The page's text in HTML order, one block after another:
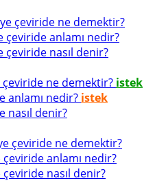
çeviride ne demektir?
anlamı nedir?
nasıl denir?
ne demektir? istek
anlamı nedir? istek
nasıl denir?
çeviride ne demektir?
anlamı nedir?
nasıl denir?